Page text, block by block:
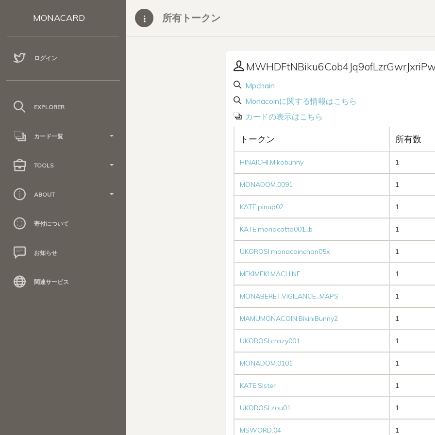
MONACARD
ログイン
EXPLORER
カード一覧
TOOLS
ABOUT
寄付について
お知らせ
関連サービス
所有トークン
Mpchain
Monacoinに関する情報はこちら
カードの表示はこちら
トークン 所有数
HINAICHI.Mikobunny 1
MONADOM.0091 1
KATE.pinup02 1
KATE.monacotto001_b 1
UKOROSI.monacoinchan05x 1
MEKIMEKI.MACHINE 1
MONABERET.VIGILANCE_MAPS 1
MAMUMONACOIN.BikiniBunny2 1
UKOROSI.crazy001 1
MONADOM.0101 1
KATE.Sister 1
UKOROSI.zou01 1
MSWORD.04 1